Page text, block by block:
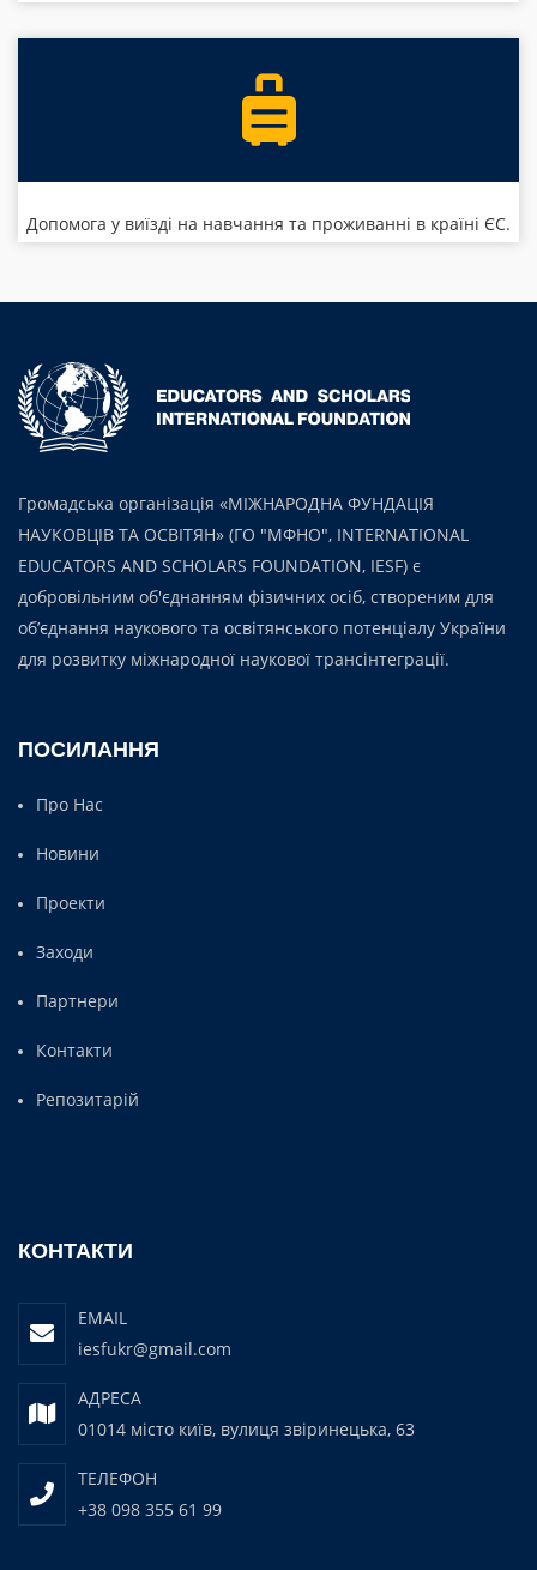
Допомога у виїзді на навчання та проживанні в країні ЄС.
Громадська організація «МІЖНАРОДНА ФУНДАЦІЯ
НАУКОВЦІВ ТА ОСВІТЯН» (ГО "МФНО", INTERNATIONAL
EDUCATORS AND SCHOLARS FOUNDATION, IESF) є
добровільним об'єднанням фізичних осіб, створеним для
об’єднання наукового та освітянського потенціалу України
для розвитку міжнародної наукової трансінтеграції.
ПОСИЛАННЯ
Про Нас
Новини
Проекти
Заходи
Партнери
Контакти
Репозитарій
КОНТАКТИ
EMAIL
iesfukr@gmail.com
АДРЕСА
01014 місто київ, вулиця звіринецька, 63
ТЕЛЕФОН
+38 098 355 61 99